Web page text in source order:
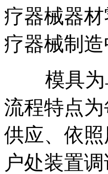
疗器械器
疗器械制
模具为单
流程特点
供应、依
户处装置